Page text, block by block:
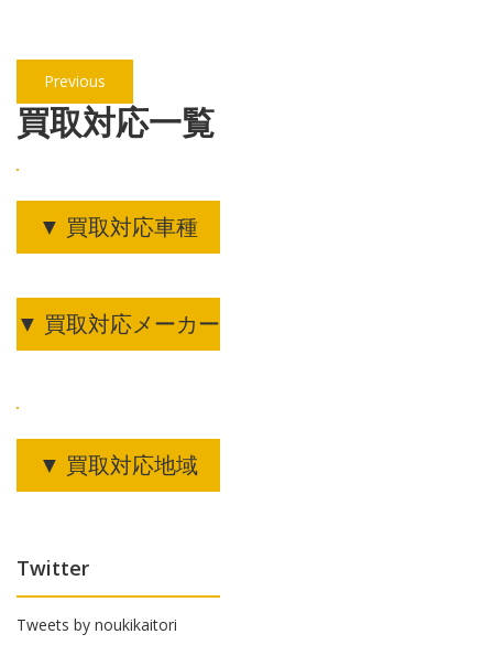
投
稿
ナ
ビ
ゲ
ー
シ
ョ
Previous
post:
買取対応一覧
▼ 買取対応車種
▼ 買取対応メーカー
▼ 買取対応地域
Twitter
Tweets by noukikaitori